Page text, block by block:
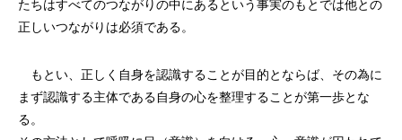
たちはすべてのつながりの中にあるという事実のもとでは他との
正しいつながりは必須である。
もとい、正しく自身を認識することが目的とならば、その為に
まず認識する主体である自身の心を整理することが第一歩とな
る。